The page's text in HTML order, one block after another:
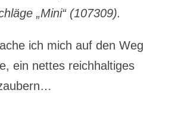
„Mini“ (107309).
ich mich auf den Weg
ein nettes reichhaltiges